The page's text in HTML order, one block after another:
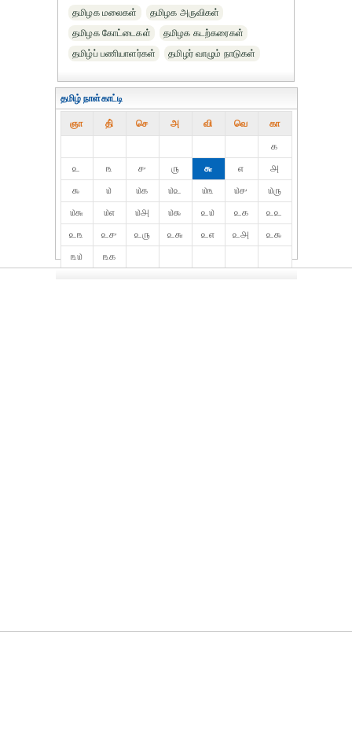
தமிழக மலைகள்
தமிழக அருவிகள்
தமிழக கோட்டைகள்
தமிழக கடற்கரைகள்
தமிழ்ப் பணியாளர்கள்
தமிழர் வாழும் நாடுகள்
தமிழ் நாள்காட்டி
ஞா தி் செ அ வி வெ கா
௧
௨
௩ ௪ ௫ ௬ ௭
௮
௯
௰ ௰௧ ௰௨ ௰௩ ௰௪
௰௫
௰௬
௰௭ ௰௮ ௰௯ ௨௰ ௨௧
௨௨
௨௩
௨௪ ௨௫ ௨௬ ௨௭ ௨௮
௨௯
௩௰
௩௧